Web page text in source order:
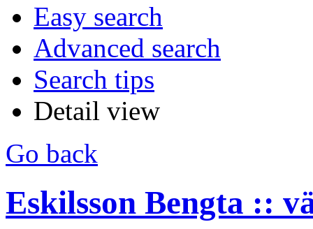
Easy search
Advanced search
Search tips
Detail view
Go back
Eskilsson Bengta ::